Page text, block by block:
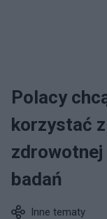
Polacy
korzystać
zdrowotnej
badań
Inne tematy